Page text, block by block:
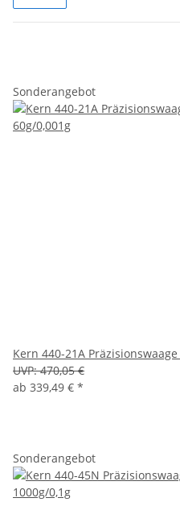
Sonderangebot
Kern 440-21A
UVP: 470,05 €
ab 339,49 € *
Sonderangebot